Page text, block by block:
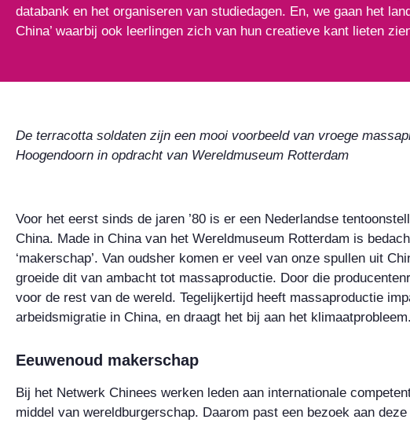
databank en het organiseren van studiedagen. En, we gaan het
China’ waarbij ook leerlingen zich van hun creatieve kant lieten
De terracotta soldaten zijn een mooi voorbeeld van vroege
Hoogendoorn in opdracht van Wereldmuseum Rotterdam
Voor het eerst sinds de jaren ’80 is er een Nederlandse
China. Made in China van het Wereldmuseum Rotterdam is
‘makerschap’. Van oudsher komen er veel van onze spullen uit
groeide dit van ambacht tot massaproductie. Door die
voor de rest van de wereld. Tegelijkertijd heeft massaproductie
arbeidsmigratie in China, en draagt het bij aan het klimaatprobleem.
Eeuwenoud makerschap
Bij het Netwerk Chinees werken leden aan internationale
middel van wereldburgerschap. Daarom past een bezoek aan